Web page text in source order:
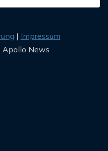
Impressum
News